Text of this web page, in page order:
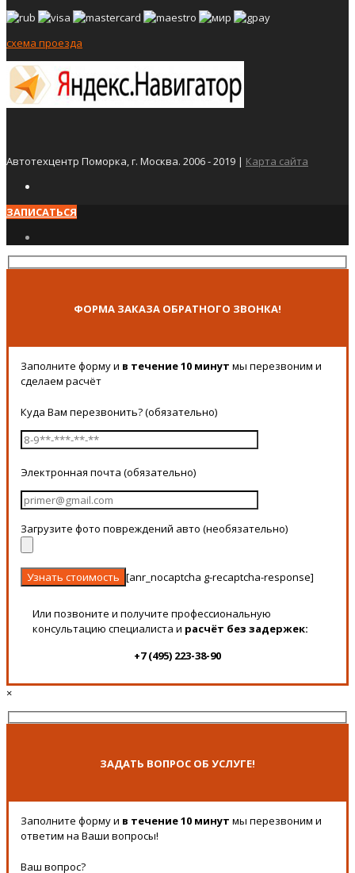
схема проезда
Автотехцентр Поморка, г. Москва. 2006 - 2019 | Карта сайта
ЗАПИСАТЬСЯ
ФОРМА ЗАКАЗА ОБРАТНОГО ЗВОНКА!
Заполните форму и в течение 10 минут мы перезвоним и
сделаем расчёт
Куда Вам перезвонить? (обязательно)
Электронная почта (обязательно)
Загрузите фото повреждений авто (необязательно)
[anr_nocaptcha g-recaptcha-response]
Или позвоните и получите профессиональную
консультацию специалиста и расчёт без задержек:
+7 (495) 223-38-90
×
ЗАДАТЬ ВОПРОС ОБ УСЛУГЕ!
Заполните форму и в течение 10 минут мы перезвоним и
ответим на Ваши вопросы!
Ваш вопрос?